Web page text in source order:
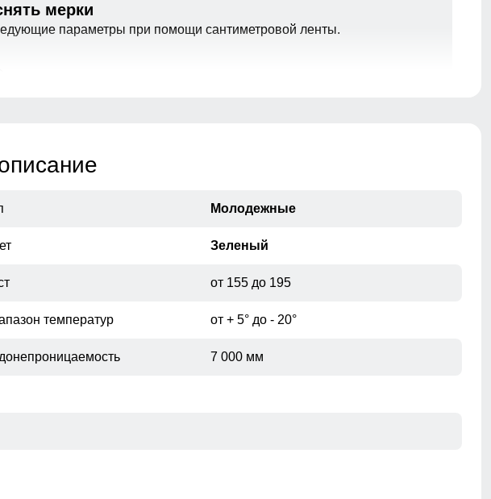
мерки
параметры при помощи сантиметровой ленты.
Молодежные
Зеленый
от 155 до 195
температур от + 5° до - 20°
7 000 мм